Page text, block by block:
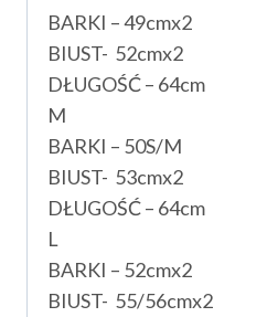
BARKI – 49cmx2
BIUST- 52cmx2
DŁUGOŚĆ – 64cm
M
BARKI – 50S/M
BIUST- 53cmx2
DŁUGOŚĆ – 64cm
L
BARKI – 52cmx2
BIUST- 55/56cmx2